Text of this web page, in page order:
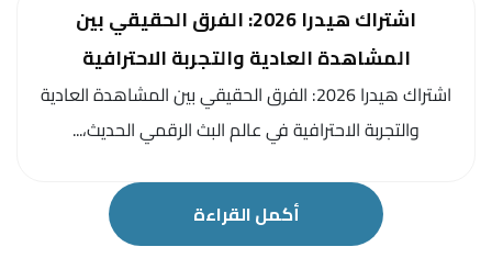
اشتراك هيدرا 2026: الفرق الحقيقي بين
المشاهدة العادية والتجربة الاحترافية
اشتراك هيدرا 2026: الفرق الحقيقي بين المشاهدة العادية
والتجربة الاحترافية في عالم البث الرقمي الحديث،...
أكمل القراءة